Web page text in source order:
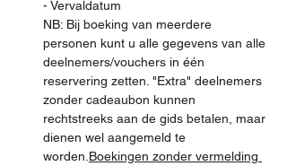
- Vervaldatum
NB: Bij boeking van meerdere
personen kunt u alle gegevens van alle
deelnemers/vouchers in één
reservering zetten. "Extra" deelnemers
zonder cadeaubon kunnen
rechtstreeks aan de gids betalen, maar
dienen wel aangemeld te
worden. Boekingen zonder vermelding